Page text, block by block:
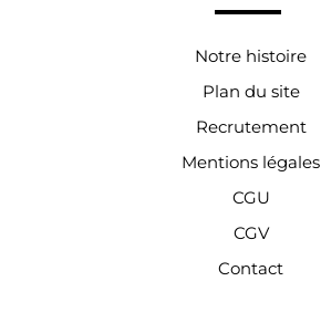
Notre histoire
Plan du site
Recrutement
Mentions légales
CGU
CGV
Contact